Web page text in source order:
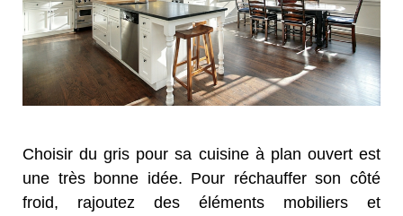
Choisir du gris pour sa cuisine à plan ouvert est
une très bonne idée. Pour réchauffer son côté
froid, rajoutez des éléments mobiliers et